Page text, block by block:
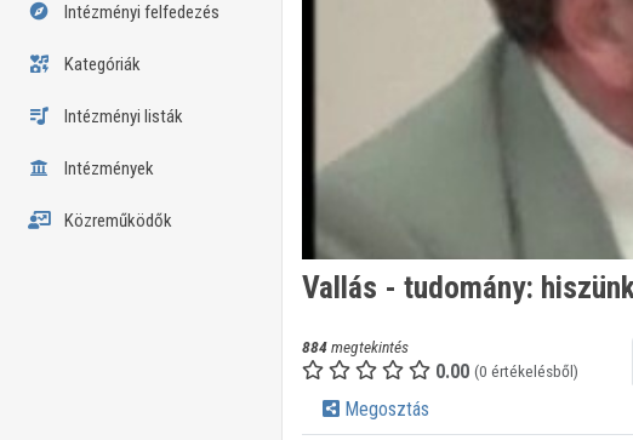
Intézményi felfedezés
Kategóriák
Intézményi listák
Intézmények
Közreműködők
Vallás - tudomány:
884megtekintés
0.00 (0 értékelésből)
Megosztás